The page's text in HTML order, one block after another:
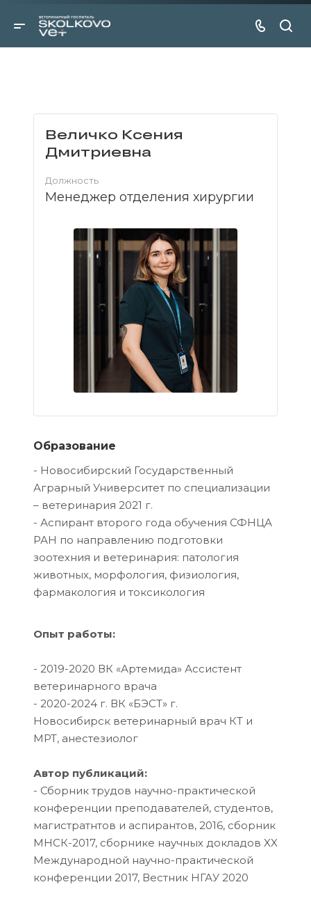
Величко Ксения
Дмитриевна
Должность
Менеджер отделения хирургии
Образование
- Новосибирский Государственный
Аграрный Университет по специализации
– ветеринария 2021 г.
- Аспирант второго года обучения СФНЦА
РАН по направлению подготовки
зоотехния и ветеринария: патология
животных, морфология, физиология,
фармакология и токсикология
Опыт работы:
- 2019-2020 ВК «Артемида» Ассистент
ветеринарного врача
- 2020-2024 г. ВК «БЭСТ» г.
Новосибирск ветеринарный врач КТ и
МРТ, анестезиолог
Автор публикаций:
- Сборник трудов научно-практической
конференции преподавателей, студентов,
магистратнтов и аспирантов, 2016, сборник
МНСК-2017, сборнике научных докладов XX
Международной научно-практической
конференции 2017, Вестник НГАУ 2020